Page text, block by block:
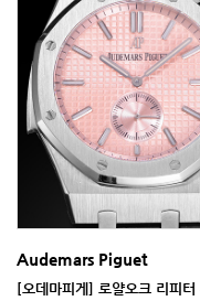
Audemars Piguet